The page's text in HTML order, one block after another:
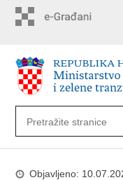
Objavljeno: